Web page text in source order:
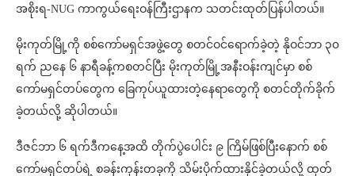
အစိုးရ-NUG ကာကွယ်ရေးဝန်ကြီးဌာနက သတင်းထုတ်ပြန်ပါတယ်။
မိုးကုတ်မြို့ကို စစ်ကော်မရှင်အဖွဲ့တွေ စတင်ဝင်ရောက်ခဲ့တဲ့ နိုဝင်ဘာ ၃၀
ရက် ညနေ ၆ နာရီခန့်ကစတင်ပြီး မိုးကုတ်မြို့အနီးဝန်းကျင်မှာ စစ်
ကော်မရှင်တပ်တွေက ခြေကုပ်ယူထားတဲ့နေရာတွေကို စတင်တိုက်ခိုက်
ခဲ့တယ်လို့ ဆိုပါတယ်။
ဒီဇင်ဘာ ၆ ရက်ဒီကနေ့အထိ တိုက်ပွဲပေါင်း ၉ ကြိမ်ဖြစ်ပြီးနောက် စစ်
ကော်မရှင်တပ်ရဲ့ စခန်းကုန်းတခုကို သိမ်းပိုက်ထားနိုင်ခဲ့တယ်လို့ ထုတ်